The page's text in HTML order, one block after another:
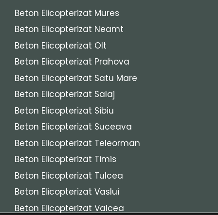
Beton Elicopterizat Mures
Beton Elicopterizat Neamt
Beton Elicopterizat Olt
Beton Elicopterizat Prahova
Beton Elicopterizat Satu Mare
Beton Elicopterizat Salaj
Beton Elicopterizat Sibiu
Beton Elicopterizat Suceava
Beton Elicopterizat Teleorman
Beton Elicopterizat Timis
Beton Elicopterizat Tulcea
Beton Elicopterizat Vaslui
Beton Elicopterizat Valcea